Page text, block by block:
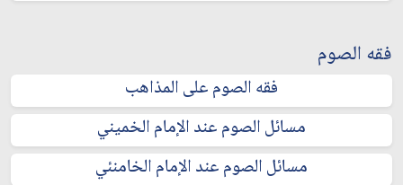
فقه الصوم
فقه الصوم على المذاهب
مسائل الصوم عند الإمام الخميني
مسائل الصوم عند الإمام الخامنئي